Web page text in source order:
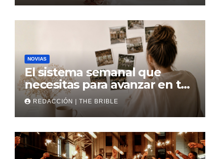
NOVIAS
El sistema semanal que
necesitas para avanzar en tu
boda
REDACCIÓN | THE BRIBLE